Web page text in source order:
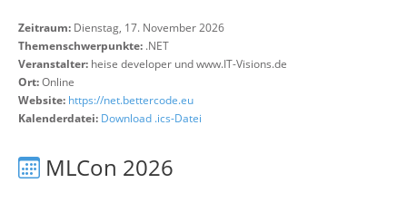
Zeitraum: Dienstag, 17. November 2026
Themenschwerpunkte: .NET
Veranstalter: heise developer und www.IT-Visions.de
Ort:Online
Website: https://net.bettercode.eu
Kalenderdatei: Download .ics-Datei
MLCon 2026